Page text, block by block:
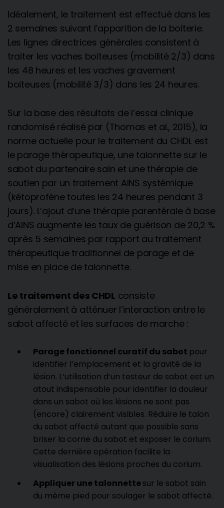
Idéalement, le traitement est effectué dans les
2 semaines suivant l’apparition de la boiterie.
Les lignes directrices générales consistent à
traiter les vaches boiteuses (mobilité 2/3) dans
les 48 heures et les vaches gravement
boiteuses (mobilité 3/3) dans les 24 heures.
Sur la base des résultats de l’essai clinique
randomisé réalisé par (Thomas et al., 2015), la
norme actuelle pour le traitement du CHDL est
le parage thérapeutique, une talonnette sur le
sabot du partenaire sain et une thérapie de
soutien par un traitement AINS systémique
(kétoprofène toutes les 24 heures pendant 3
jours). L’ajout d’une thérapie parentérale à base
d’AINS augmente les taux de guérison de 20,2 %
après 5 semaines par rapport au traitement
thérapeutique traditionnel de parage et de
mise en place de talonnette.
Le traitement des CHDL consiste
généralement à atténuer l’interaction entre le
sabot affecté et les surfaces de marche :
Parage fonctionnel curatif du sabot pour
identifier l’emplacement et la gravité de la
lésion. L’utilisation d’un testeur de sabot est un
atout indispensable pour identifier la douleur
dans un sabot où les lésions ne sont pas
(encore) clairement visibles. Réduire le talon
du sabot affecté autant que possible sans
briser la corne du sabot et exposer le corium.
Cette dernière opération facilite la
visualisation des lésions proches du corium.
Appliquer une talonnettesur le sabot sain
du même pied pour soulager le sabot affecté.